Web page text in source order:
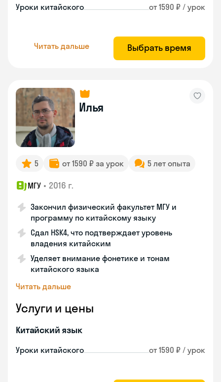
Уроки китайского от 1590 ₽ / урок
Читать дальше Выбрать время
Илья
5 от 1590 ₽ за урок 5 лет опыта
МГУ • 2016 г.
Закончил физический факультет МГУ и
программу по китайскому языку
Сдал HSK4, что подтверждает уровень
владения китайским
Уделяет внимание фонетике и тонам
китайского языка
Читать дальше
Услуги и цены
Китайский язык
Уроки китайского от 1590 ₽ / урок